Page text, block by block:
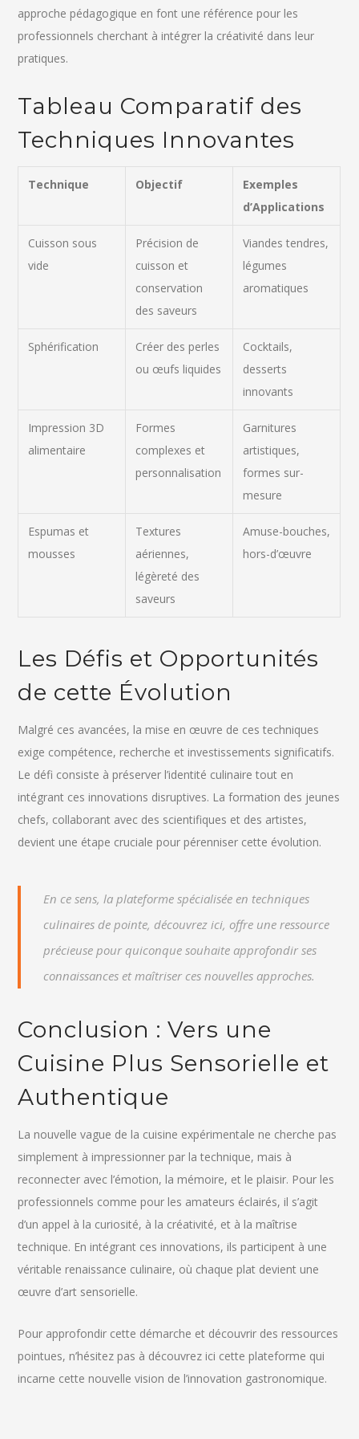
approche pédagogique en font une référence pour les
professionnels cherchant à intégrer la créativité dans leur
pratiques.
Tableau Comparatif des
Techniques Innovantes
Technique Objectif
Exemples
d’Applications
Cuisson sous
vide
Précision de
cuisson et
conservation
des saveurs
Viandes tendres,
légumes
aromatiques
Sphérification
Créer des perles
ou œufs liquides
Cocktails,
desserts
innovants
Impression 3D
alimentaire
Formes
complexes et
personnalisation
Garnitures
artistiques,
formes sur-
mesure
Espumas et
mousses
Textures
aériennes,
légèreté des
saveurs
Amuse-bouches,
hors-d’œuvre
Les Défis et Opportunités
de cette Évolution
Malgré ces avancées, la mise en œuvre de ces techniques
exige compétence, recherche et investissements significatifs.
Le défi consiste à préserver l’identité culinaire tout en
intégrant ces innovations disruptives. La formation des jeunes
chefs, collaborant avec des scientifiques et des artistes,
devient une étape cruciale pour pérenniser cette évolution.
En ce sens, la plateforme spécialisée en techniques
culinaires de pointe, découvrez ici, offre une ressource
précieuse pour quiconque souhaite approfondir ses
connaissances et maîtriser ces nouvelles approches.
Conclusion : Vers une
Cuisine Plus Sensorielle et
Authentique
La nouvelle vague de la cuisine expérimentale ne cherche pas
simplement à impressionner par la technique, mais à
reconnecter avec l’émotion, la mémoire, et le plaisir. Pour les
professionnels comme pour les amateurs éclairés, il s’agit
d’un appel à la curiosité, à la créativité, et à la maîtrise
technique. En intégrant ces innovations, ils participent à une
véritable renaissance culinaire, où chaque plat devient une
œuvre d’art sensorielle.
Pour approfondir cette démarche et découvrir des ressources
pointues, n’hésitez pas à découvrez ici cette plateforme qui
incarne cette nouvelle vision de l’innovation gastronomique.